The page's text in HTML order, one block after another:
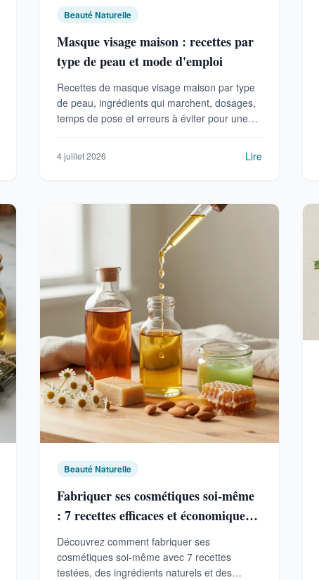
Beauté Naturelle
Masque visage maison : recettes par
type de peau et mode d'emploi
Recettes de masque visage maison par type
de peau, ingrédients qui marchent, dosages,
temps de pose et erreurs à éviter pour une
4 juillet 2026 Lire
Beauté Naturelle
Fabriquer ses cosmétiques soi-même
: 7 recettes efficaces et économiques
en 2026
Découvrez comment fabriquer ses
cosmétiques soi-même avec 7 recettes
testées, des ingrédients naturels et des